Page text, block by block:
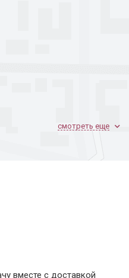
смотреть еще
вместе с доставкой